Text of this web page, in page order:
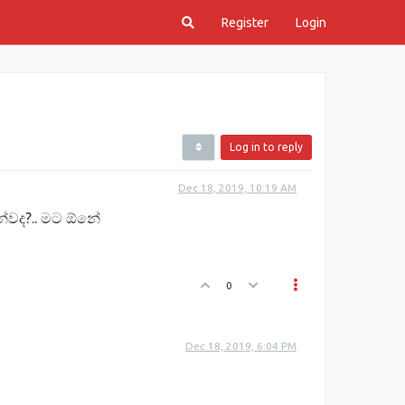
Register Login
Log in to reply
Dec 18, 2019, 10:19 AM
මට ඕනේ
0
Dec 18, 2019, 6:04 PM